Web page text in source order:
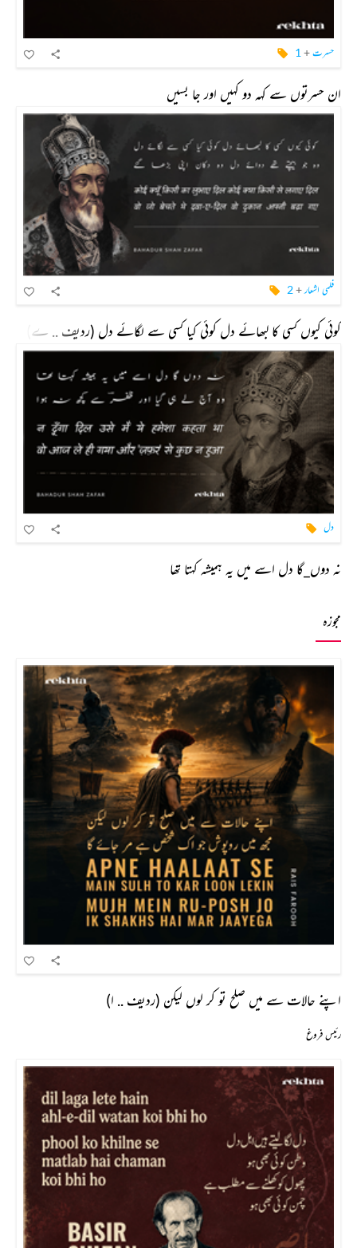
حسرت+
1
ان حسرتوں سے کہہ دو کہیں اور جا بسیں
فلمی اشعار+
2
کوئی کیوں کسی کا لبھائے دل کوئی کیا کسی سے لگائے دل (ردیف .. ے)
دل
نہ دوں_گا دل اسے میں یہ ہمیشہ کہتا تھا
مجوزہ
اپنے حالات سے میں صلح تو کر لوں لیکن (ردیف .. ا)
رئیس فروغ